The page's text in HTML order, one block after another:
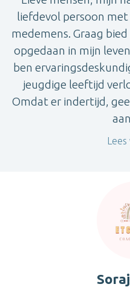
liefdevol persoon
medemens. Graag
opgedaan in mijn
ben
jeugdige leeftijd
Omdat er indertijd,